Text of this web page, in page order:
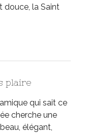
douce, la Saint
plaire
qui sait ce
cherche une
élégant,